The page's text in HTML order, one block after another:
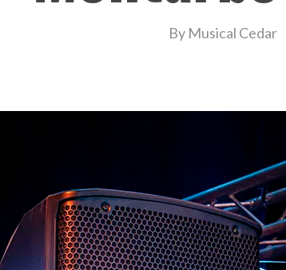
By Musical Cedar